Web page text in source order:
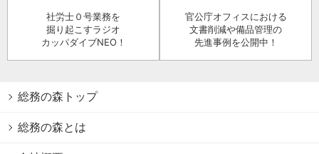
社労士０号業務を
掘り起こすラジオ
カッパダイブNEO！
官公庁オフィスにおける
文書削減や備品管理の
先進事例を公開中！
総務の森トップ
総務の森とは